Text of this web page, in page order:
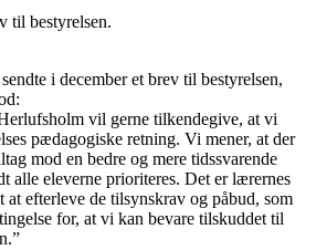
til bestyrelsen.
i december et brev til bestyrelsen,
vil gerne tilkendegive, at vi
pædagogiske retning. Vi mener, at der
mod en bedre og mere tidssvarende
alle eleverne prioriteres. Det er lærernes
efterleve de tilsynskrav og påbud, som
for, at vi kan bevare tilskuddet til